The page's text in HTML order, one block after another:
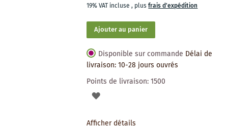
19% VAT incluse, plusfrais d'expédition
Ajouter au panier
Disponible sur commande Délai de
livraison: 10-28 jours ouvrés
Points de livraison:1500
AJOUTER
Afficher détails